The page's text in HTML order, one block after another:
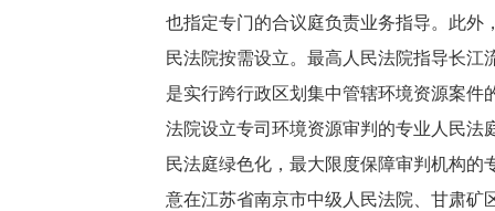
也指定专门的合议庭负责业务指导。此外
民法院按需设立。最高人民法院指导长
是实行跨行政区划集中管辖环境资源案
法院设立专司环境资源审判的专业人民法
民法庭绿色化，最大限度保障审判机构的
意在江苏省南京市中级人民法院、甘肃矿